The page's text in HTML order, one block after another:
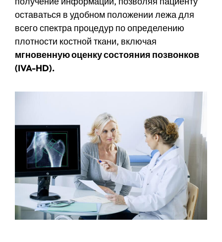
оставаться в удобном положении лежа для
всего спектра процедур по определению
плотности костной ткани, включая
мгновенную оценку состояния позвонков
(IVA-HD).